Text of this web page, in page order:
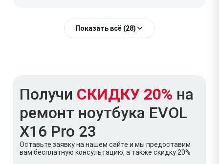
Показать всё (28)
Получи СКИДКУ 20% на
ремонт ноутбука EVOL
X16 Pro 23
Оставьте заявку на нашем сайте и мы предоставим
вам бесплатную консультацию, а также скидку 20%